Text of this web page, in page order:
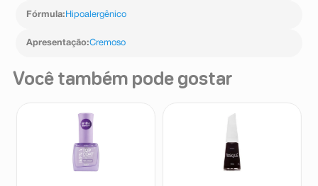
Fórmula: Hipoalergênico
Apresentação:Cremoso
Você também pode gostar